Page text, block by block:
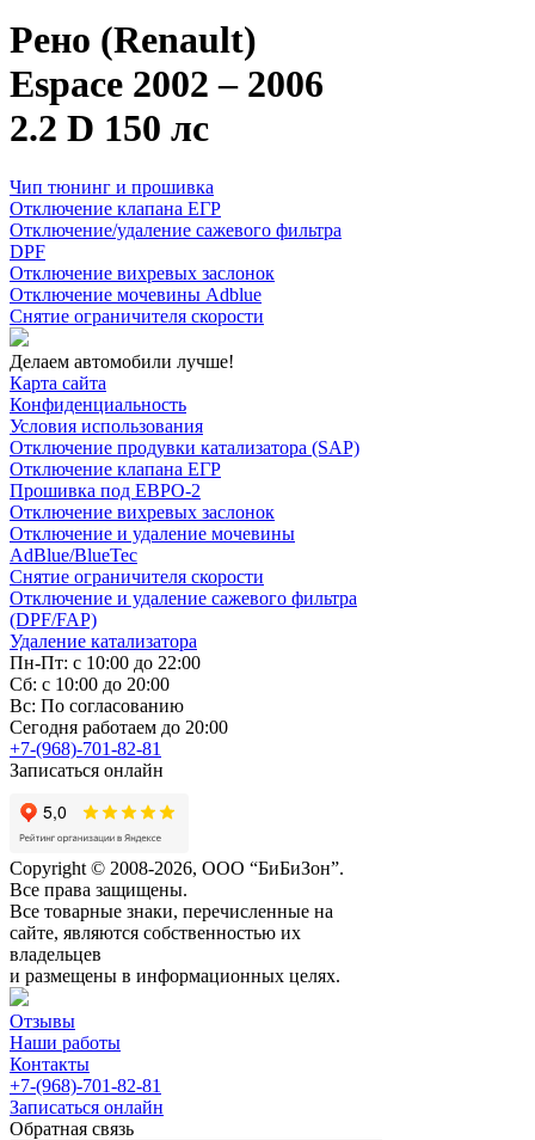
Рено (Renault)
Espace 2002 – 2006
2.2 D 150 лс
Чип тюнинг и прошивка
Отключение клапана ЕГР
Отключение/удаление сажевого фильтра
DPF
Отключение вихревых заслонок
Отключение мочевины Adblue
Снятие ограничителя скорости
Делаем автомобили лучше!
Карта сайта
Конфиденциальность
Условия использования
Отключение продувки катализатора (SAP)
Отключение клапана ЕГР
Прошивка под ЕВРО-2
Отключение вихревых заслонок
Отключение и удаление мочевины
AdBlue/BlueTec
Снятие ограничителя скорости
Отключение и удаление сажевого фильтра
(DPF/FAP)
Удаление катализатора
Пн-Пт: с 10:00 до 22:00
Сб: с 10:00 до 20:00
Вс: По согласованию
Сегодня работаем до 20:00
+7-(968)-701-82-81
Записаться онлайн
Copyright © 2008-2026, ООО “БиБиЗон”.
Все права защищены.
Все товарные знаки, перечисленные на
сайте, являются собственностью их
владельцев
и размещены в информационных целях.
Отзывы
Наши работы
Контакты
+7-(968)-701-82-81
Записаться онлайн
Обратная связь